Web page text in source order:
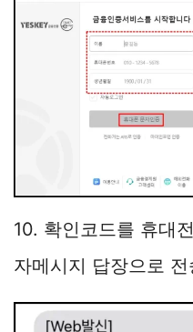
10. 확인코드를 휴대
자메시지 답장으로 전